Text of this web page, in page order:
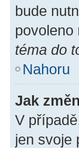
bude
téma do
Nahoru
Jak
V
jen svoje